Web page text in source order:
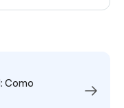
Como